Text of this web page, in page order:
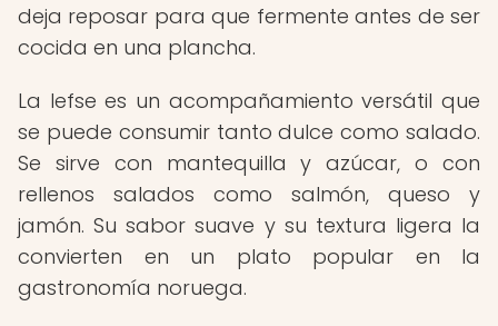
deja reposar para que fermente antes de ser
cocida en una plancha.
La lefse es un acompañamiento versátil que
se puede consumir tanto dulce como salado.
Se sirve con mantequilla y azúcar, o con
rellenos salados como salmón, queso y
jamón. Su sabor suave y su textura ligera la
convierten en un plato popular en la
gastronomía noruega.